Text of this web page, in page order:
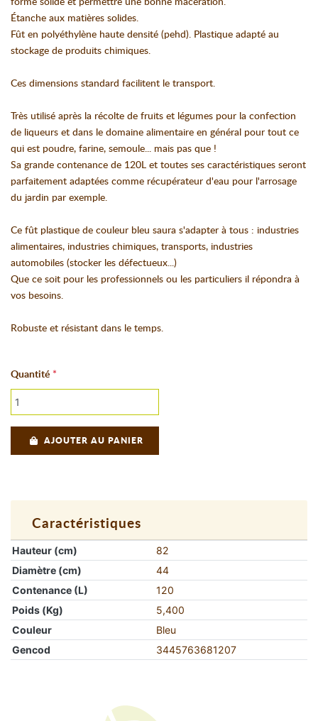
Étanche aux matières solides.
Fût en polyéthylène haute densité (pehd). Plastique adapté au
stockage de produits chimiques.
Ces dimensions standard facilitent le transport.
Très utilisé après la récolte de fruits et légumes pour la confection
de liqueurs et dans le domaine alimentaire en général pour tout ce
qui est poudre, farine, semoule... mais pas que !
Sa grande contenance de 120L et toutes ses caractéristiques seront
parfaitement adaptées comme récupérateur d'eau pour l'arrosage
du jardin par exemple.
Ce fût plastique de couleur bleu saura s'adapter à tous : industries
alimentaires, industries chimiques, transports, industries
automobiles (stocker les défectueux...)
Que ce soit pour les professionnels ou les particuliers il répondra à
vos besoins.
Robuste et résistant dans le temps.
Quantité
AJOUTER AU PANIER
Caractéristiques
Hauteur (cm)
82
Diamètre (cm)
44
Contenance (L)
120
Poids (Kg)
5,400
Couleur
Bleu
Gencod
3445763681207